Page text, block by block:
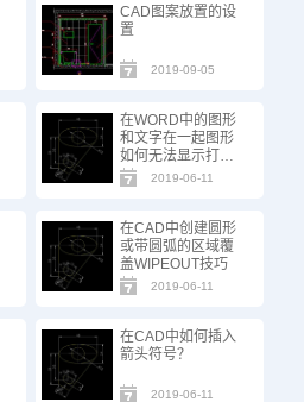
CAD图案放置的设
置
2019-09-05
在WORD中的图形
和文字在一起图形
如何无法显示打印
出来？2019-06-11
在CAD中创建圆形
或带圆弧的区域覆
盖WIPEOUT技巧
2019-06-11
在CAD中如何插入
箭头符号？
2019-06-11